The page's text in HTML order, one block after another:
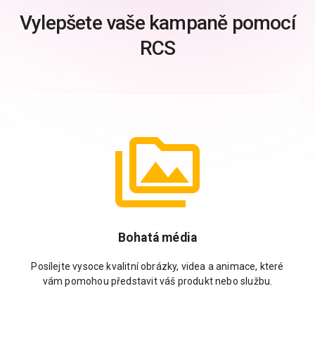
Vylepšete vaše kampaně pomocí
RCS
Bohatá média
Posílejte vysoce kvalitní obrázky, videa a animace, které
vám pomohou představit váš produkt nebo službu.